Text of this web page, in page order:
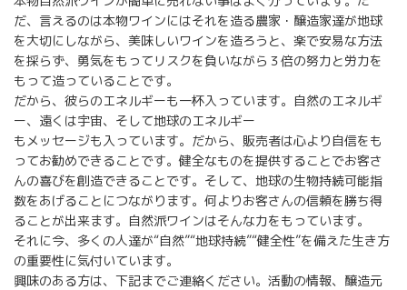
だ、言えるのは本物ワインにはそれを造る農家・醸造家達が地球
を大切にしながら、美味しいワインを造ろうと、楽で安易な方法
を採らず、勇気をもってリスクを負いながら３倍の努力と労力を
もって造っていることです。
だから、彼らのエネルギーも一杯入っています。自然のエネルギ
ー、遠くは宇宙、そして地球のエネルギー
もメッセージも入っています。だから、販売者は心より自信をも
ってお勧めできることです。健全なものを提供することでお客さ
んの喜びを創造できることです。そして、地球の生物持続可能指
数をあげることにつながります。何よりお客さんの信頼を勝ち得
ることが出来ます。自然派ワインはそんな力をもっています。
それに今、多くの人達が“自然”“地球持続”“健全性”を備えた生き方
の重要性に気付いています。
興味のある方は、下記までご連絡ください。活動の情報、醸造元